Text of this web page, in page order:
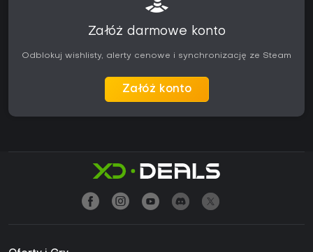
Załóż darmowe konto
Odblokuj wishlisty, alerty cenowe i synchronizację ze Steam
Załóż konto